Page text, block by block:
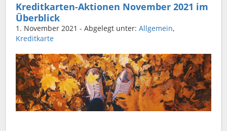
Kreditkarten-Aktionen November 2021 im
Überblick
1. November 2021 - Abgelegt unter: Allgemein,
Kreditkarte